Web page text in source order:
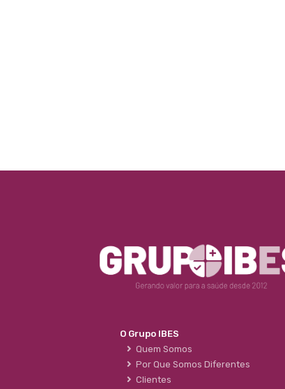
O Grupo IBES
Quem Somos
Por Que Somos Diferentes
Clientes